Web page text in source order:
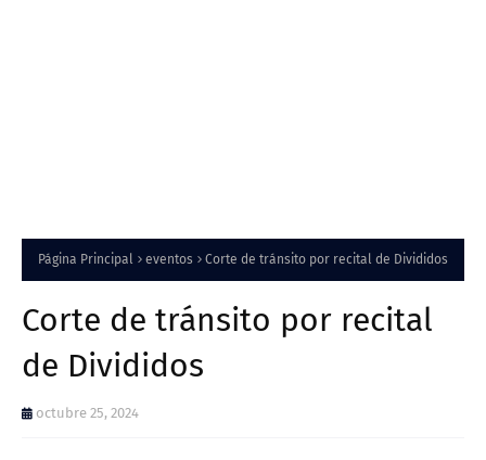
Página Principal eventos Corte de tránsito por recital de Divididos
Corte de tránsito por recital
de Divididos
octubre 25, 2024